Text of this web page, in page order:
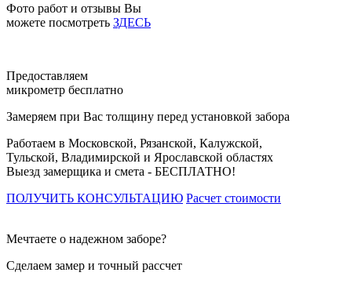
Фото работ и отзывы Вы
можете посмотреть ЗДЕСЬ
Предоставляем
микрометр бесплатно
Замеряем при Вас толщину перед установкой забора
Работаем в Московской, Рязанской, Калужской,
Тульской, Владимирской и Ярославской областях
Выезд замерщика и смета - БЕСПЛАТНО!
ПОЛУЧИТЬ КОНСУЛЬТАЦИЮ Расчет стоимости
Мечтаете о надежном заборе?
Сделаем замер и точный рассчет